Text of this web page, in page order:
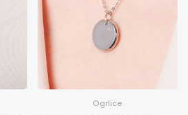
Ogrlice